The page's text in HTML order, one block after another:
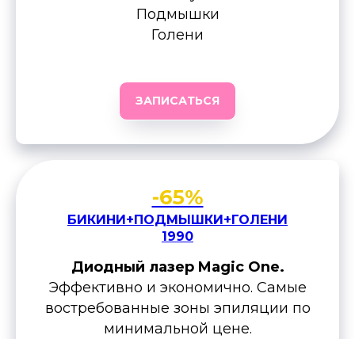
Подмышки
Голени
ЗАПИСАТЬСЯ
-65%
БИКИНИ+ПОДМЫШКИ+ГОЛЕНИ
1990
Диодный лазер Magic One.
Эффективно и экономично. Самые
востребованные зоны эпиляции по
минимальной цене.